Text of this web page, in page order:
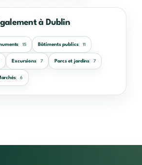
à Dublin
15 Bâtiments publics 11
Excursions 7 Parcs et jardins 7
6